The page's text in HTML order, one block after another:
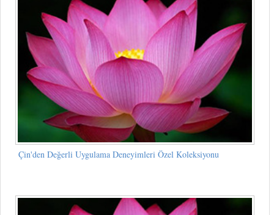
Çin'den Değerli Uygulama Deneyimleri Özel Koleksiyonu